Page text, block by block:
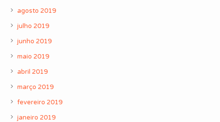
agosto 2019
julho 2019
junho 2019
maio 2019
abril 2019
março 2019
fevereiro 2019
janeiro 2019